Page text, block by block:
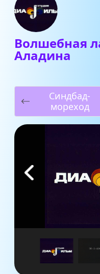
Волшебная
Аладина
Синдбад-
мореход